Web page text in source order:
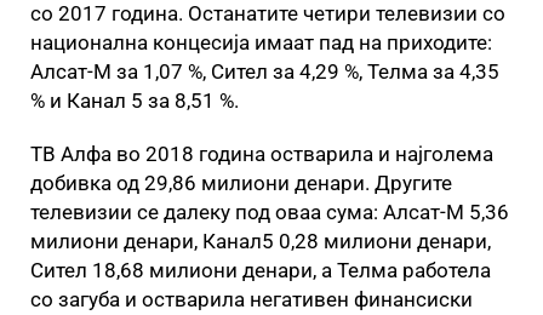
со 2017 година. Останатите четири телевизии со
национална концесија имаат пад на приходите:
Алсат-М за 1,07 %, Сител за 4,29 %, Телма за 4,35
% и Канал 5 за 8,51 %.
ТВ Алфа во 2018 година остварила и најголема
добивка од 29,86 милиони денари. Другите
телевизии се далеку под оваа сума: Алсат-М 5,36
милиони денари, Канал5 0,28 милиони денари,
Сител 18,68 милиони денари, а Телма работела
со загуба и остварила негативен финансиски